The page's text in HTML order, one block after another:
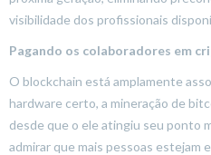
visibilidade dos profissionais
Pagando os colaboradores em
O blockchain está amplamente
hardware certo, a mineração de
desde que o ele atingiu seu ponto
admirar que mais pessoas estejam